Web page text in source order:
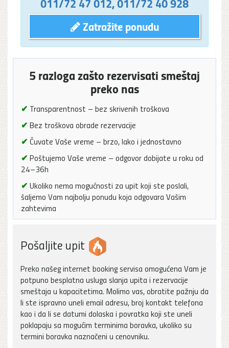
Zatražite ponudu
5 razloga zašto rezervisati smeštaj
preko nas
✔ Transparentnost – bez skrivenih troškova
✔ Bez troškova obrade rezervacije
✔ Čuvate Vaše vreme – brzo, lako i jednostavno
✔ Poštujemo Vaše vreme – odgovor dobijate u roku od
24–36h
✔ Ukoliko nema mogućnosti za upit koji ste poslali,
šaljemo Vam najbolju ponudu koja odgovara Vašim
zahtevima
Pošaljite upit
Preko našeg internet booking servisa omogućena Vam je
potpuno besplatna usluga slanja upita i rezervacije
smeštaja u kapacitetima. Molimo vas, obratite pažnju da
li ste ispravno uneli email adresu, broj kontakt telefona
kao i da li se datumi dolaska i povratka koji ste uneli
poklapaju sa mogućim terminima boravka, ukoliko su
termini boravka naznačeni u cenovniku.